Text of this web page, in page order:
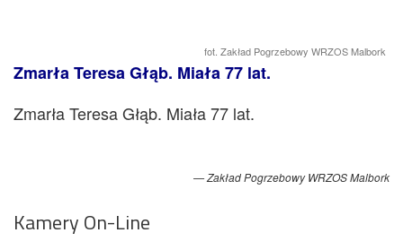
fot. Zakład Pogrzebowy WRZOS Malbork
Zmarła Teresa Głąb. Miała 77 lat.
Zmarła Teresa Głąb. Miała 77 lat.
Zakład Pogrzebowy WRZOS Malbork
Kamery On-Line